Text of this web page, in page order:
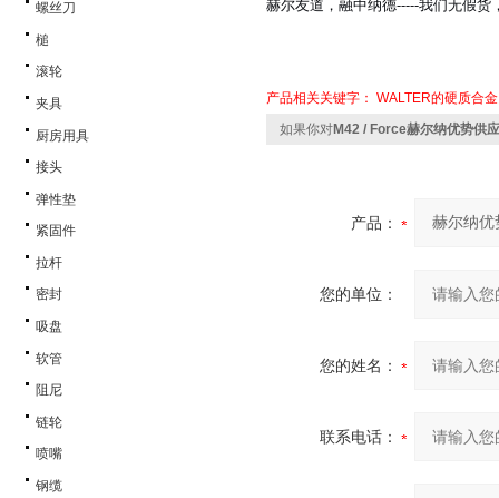
螺丝刀
槌
滚轮
夹具
厨房用具
接头
弹性垫
紧固件
拉杆
密封
吸盘
软管
阻尼
链轮
喷嘴
钢缆
赫尔友道，融中纳德-----我们无假货
产品相关关键字： WALTER的硬质合
如果你对M42 / Force赫尔纳优势供
产品：
您的单位：
您的姓名：
联系电话：